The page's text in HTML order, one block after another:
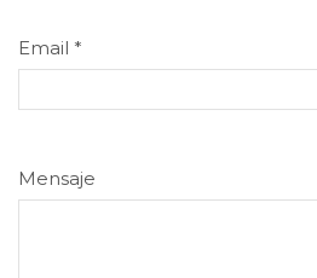
Email *
Mensaje